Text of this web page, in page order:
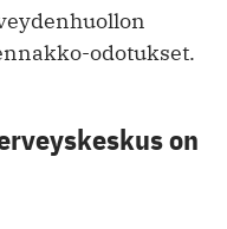
odotukset.
on